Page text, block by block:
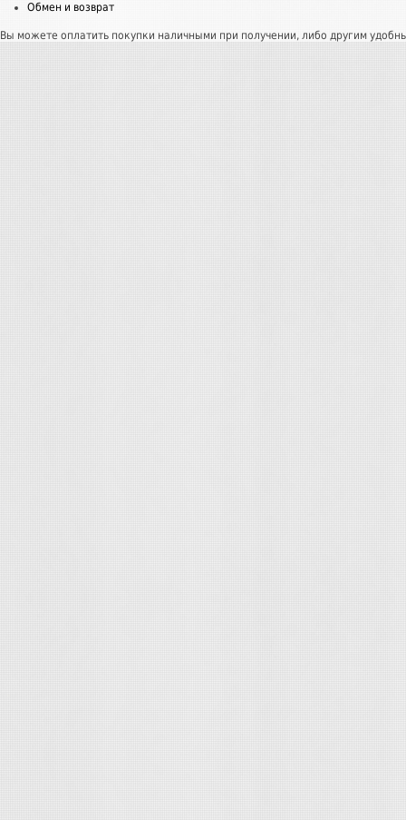
Обмен и возврат
Вы можете оплатить покупки наличными при получении, либо другим